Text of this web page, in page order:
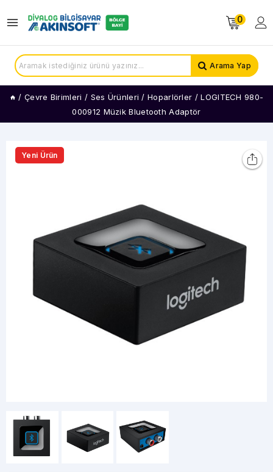
0
Arama Yap
/ Çevre Birimleri / Ses Ürünleri / Hoparlörler / LOGITECH 980-
000912 Müzik Bluetooth Adaptör
Yeni Ürün